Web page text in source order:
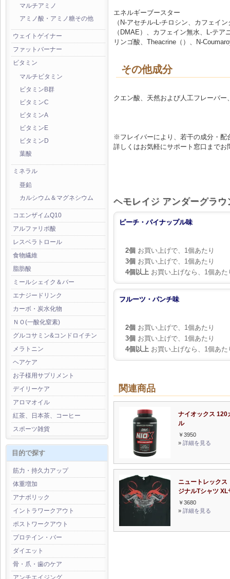
マルチアミノ
アミノ酸・アミノ糖その他
ウェイトゲイナー
ファットバーナー
ビタミン
マルチビタミン
ビタミンB群
ビタミンC
ビタミンA
ビタミンE
ビタミンD
葉酸
ミネラル
亜鉛
カルシウム＆マグネシウム
コエンザイムQ10
アルファリポ酸
レスベラトロール
食物繊維
脂肪酸
ミールシェイク＆バー
エナジードリンク
カーボ・炭水化物
ＮＯ(一酸化窒素)
グルコサミン&コンドロイチン
メラトニン
ヘアケア
お子様用サプリメント
デイリーケア
アロマオイル
紅茶、日本茶、コーヒー
スポーツ雑貨
目的で探す
筋力・持久力アップ
体重増加
アナボリック
イントラワークアウト
ポストワークアウト
プロテイン・バー
ダイエット
骨・爪・歯のケア
エネルギーブースター
（N-アセチル-L-チロシン、カフェイ
（DMAE）、カフェイン無水、L-テ
リンゴ酸、Theacrine（）、N-
その他成分
クエン酸、天然および人工フレーバ
※フレイバーにより、若干の成分・配
詳しくはお気軽にサポート窓口までお
ヘモレイジ アンダーグラ
ピーチ・パイナップル味
2個 お買い上げで、1個あたり
3個 お買い上げで、1個あたり
4個以上 お買い上げなら、1個あた
フルーツ・パンチ味
2個 お買い上げで、1個あたり
3個 お買い上げで、1個あたり
4個以上 お買い上げなら、1個あた
関連商品
ナイオックス 120
ル
￥3950
» 詳細を見る
ニュートレックス
ジナルTシャツ XL
￥3680
» 詳細を見る